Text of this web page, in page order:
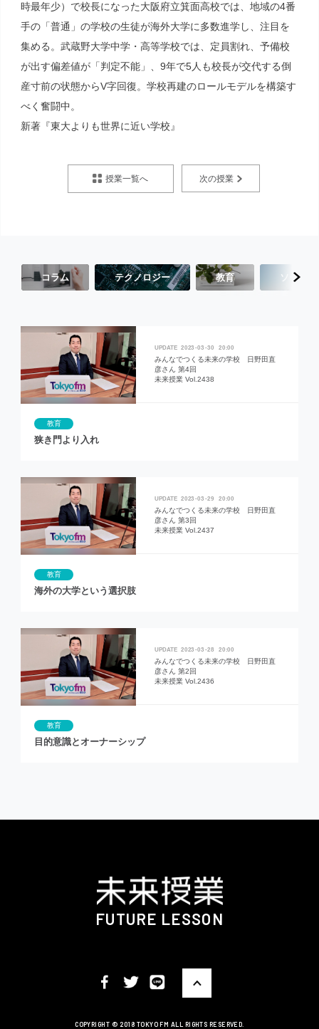
時最年少）で校長になった大阪府立箕面高校では、地域の4番
手の「普通」の学校の生徒が海外大学に多数進学し、注目を
集める。武蔵野大学中学・高等学校では、定員割れ、予備校
が出す偏差値が「判定不能」、9年で5人も校長が交代する倒
産寸前の状態からV字回復。学校再建のロールモデルを構築す
べく奮闘中。
新著『東大よりも世界に近い学校』
授業一覧へ 次の授業
コラム テクノロジー 教育 ソーシャ
2023 03 30 20:00
みんなでつくる未来の学校 日野田直
彦さん 第4回
未来授業 Vol.2438
教育
狭き門より入れ
2023 03 29 20:00
みんなでつくる未来の学校 日野田直
彦さん 第3回
未来授業 Vol.2437
教育
海外の大学という選択肢
2023 03 28 20:00
みんなでつくる未来の学校 日野田直
彦さん 第2回
未来授業 Vol.2436
教育
目的意識とオーナーシップ
FUTURE LESSON
COPYRIGHT ©️ 2018 TOKYO FM ALL RIGHTS RESERVED.